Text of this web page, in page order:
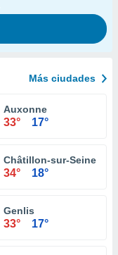
Más ciudades
Auxonne
33° 17°
Châtillon-sur-Seine
34° 18°
Genlis
33° 17°